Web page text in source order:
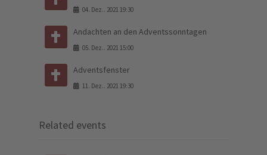
04. Dez.. 2021 19:30
Andachten an den Adventssonntagen
05. Dez.. 2021 15:00
Adventsfenster
11. Dez.. 2021 19:30
Related events